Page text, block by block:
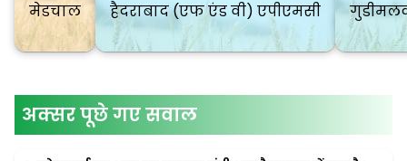
मेडचाल हैदराबाद (एफ एंड वी) एपीएमसी
अक्सर पूछे गए सवाल